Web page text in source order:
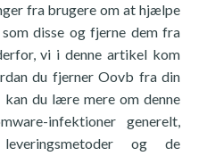
fra brugere om at hjælpe
disse og fjerne dem fra
vi i denne artikel kom
du fjerner Oovb fra din
du lære mere om denne
infektioner generelt,
og de